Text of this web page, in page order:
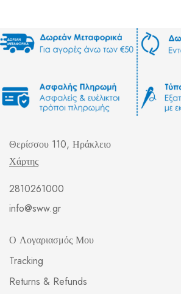
Θερίσσου 110, Ηράκλειο
Χάρτης
2810261000
info@sww.gr
Ο Λογαριασμός Μου
Tracking
Returns & Refunds